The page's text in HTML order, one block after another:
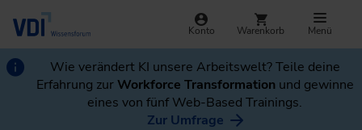
Konto Warenkorb Menü
Wie verändert KI unsere Arbeitswelt? Teile deine
Erfahrung zurWorkforce Transformation und gewinne
eines von fünf Web-Based Trainings.
Zur Umfrage